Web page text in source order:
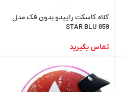
کلاه کاسکت راپیدو بدون فک مدل
STAR BLU 859
تماس بگیرید